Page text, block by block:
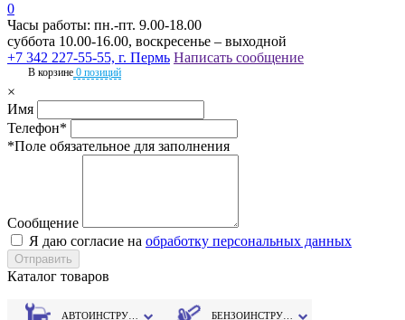
0
Часы работы: пн.-пт. 9.00-18.00
суббота 10.00-16.00, воскресенье – выходной
+7 342 227-55-55, г. Пермь Написать сообщение
В корзине 0 позиций
×
Имя
Телефон*
*Поле обязательное для заполнения
Сообщение
Я даю согласие на обработку персональных данных
Каталог товаров